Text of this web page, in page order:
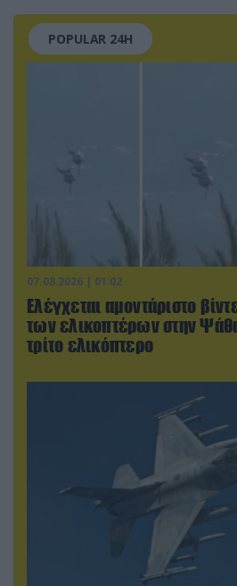
POPULAR 24H
07.08.2026 | 01:02
Ελέγχεται αμοντάριστο
των ελικοπτέρων στην
τρίτο ελικόπτερο